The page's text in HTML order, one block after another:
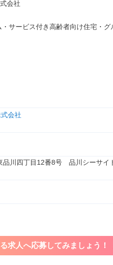
会社
サービス付き高齢者向け住宅・
会社
品川四丁目12番8号　品川シーサイ
求人へ応募してみましょう！